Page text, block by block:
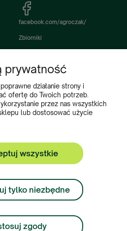
facebook.com/agroczak/
Zbiorniki
Akcesoria i wyposażenie zbiorników
Zbiorniki na deszczówkę
Częsci do maszyn rolniczych
Części do ciągników
Akcesoria do zbiorników:
prywatność
działanie strony i
ofertę do Twoich potrzeb.
przez nas wszystkich
lub dostosować użycie
wszystkie
tylko niezbędne
zgody